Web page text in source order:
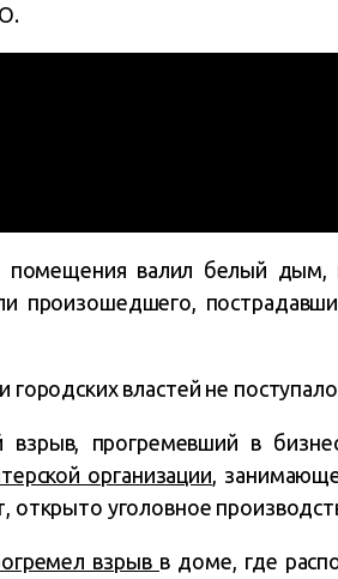
помещения валил белый дым,
произошедшего,
властей не
прогремевший в
организации ,
открыто уголовное
взрыв в доме, где